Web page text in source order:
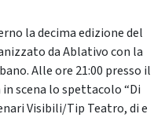
la decima edizione del
da Ablativo con la
Alle ore 21:00 presso il
scena lo spettacolo “Di
Visibili/Tip Teatro, di e